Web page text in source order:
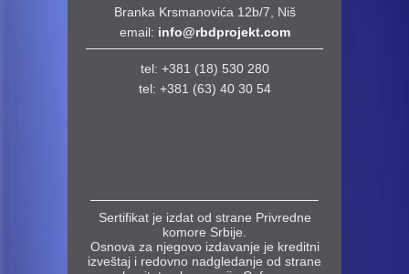
Branka Krsmanovića 12b/7, Niš
email: info@rbdprojekt.com
tel: +381 (18) 530 280
tel: +381 (63) 40 30 54
Sertifikat je izdat od strane Privredne
komore Srbije.
Osnova za njegovo izdavanje je kreditni
izveštaj i redovno nadgledanje od strane